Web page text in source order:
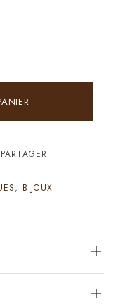
PARTAGER
, BIJOUX